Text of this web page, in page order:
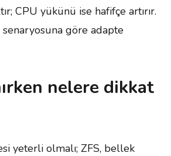
CPU yükünü ise hafifçe artırır.
göre adapte
nelere dikkat
yeterli olmalı; ZFS, bellek